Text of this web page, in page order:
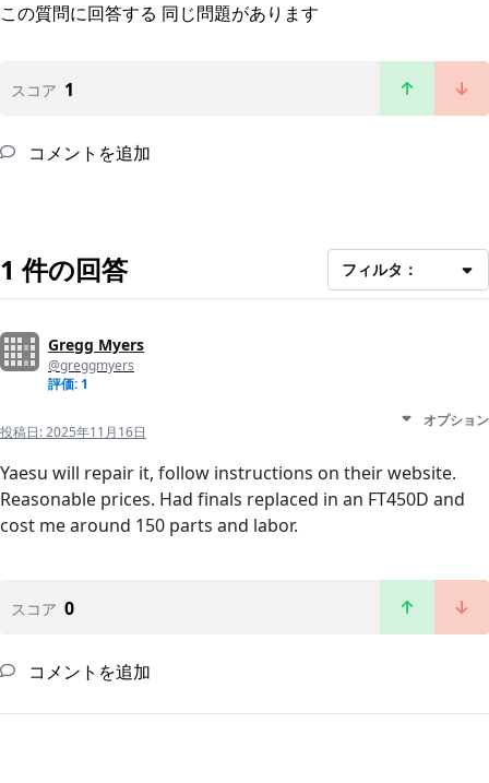
この質問に回答する 同じ問題があります
スコア 1
コメントを追加
1 件の回答 フィルタ：
Gregg Myers
@greggmyers
評価: 1
投稿日:2025年11月16日
オプション
Yaesu will repair it, follow instructions on their website.
Reasonable prices. Had finals replaced in an FT450D and
cost me around 150 parts and labor.
スコア 0
コメントを追加